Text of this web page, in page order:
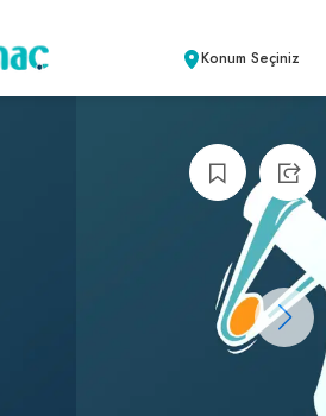
Konum Seçiniz